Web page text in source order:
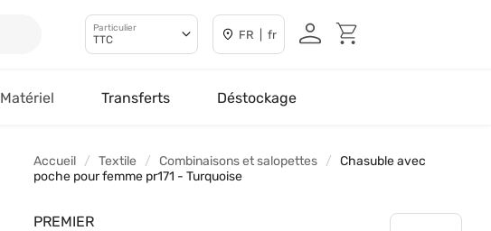
Particulier
TTC FR | fr
Matériel Transferts Déstockage
Accueil Textile Combinaisons et salopettes
Chasuble avec
poche pour femme pr171 - Turquoise
PREMIER